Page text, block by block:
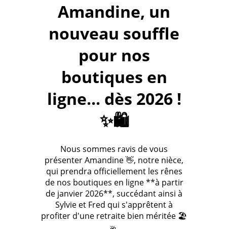
Amandine, un
nouveau souffle
pour nos
boutiques en
ligne... dès 2026 !
✨🛍️
Nous sommes ravis de vous
présenter Amandine 👋, notre nièce,
qui prendra officiellement les rênes
de nos boutiques en ligne **à partir
de janvier 2026**, succédant ainsi à
Sylvie et Fred qui s'apprêtent à
profiter d'une retraite bien méritée 🏖️